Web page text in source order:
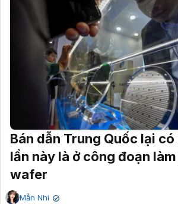
Bán dẫn Trung Quốc lại
lần này là ở công đoạn
wafer
Mẫn Nhi ✔